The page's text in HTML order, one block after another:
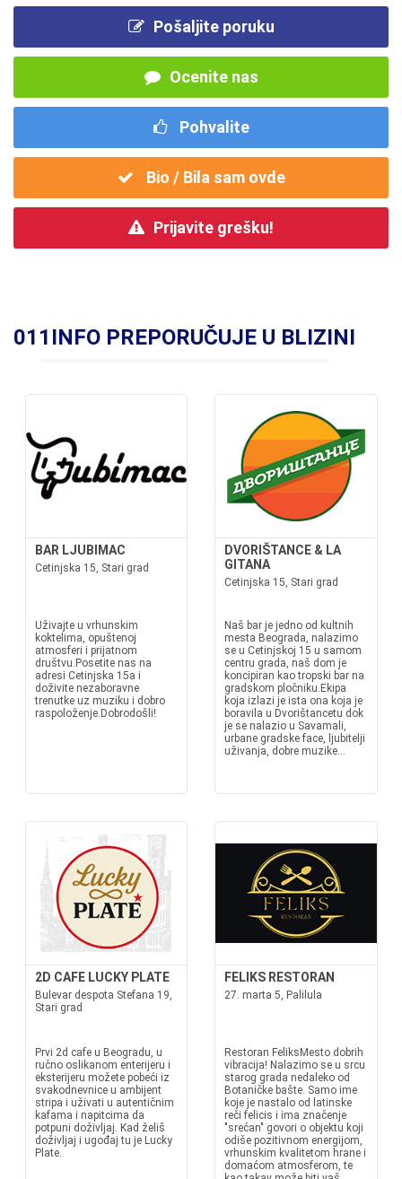
Pošaljite poruku
Ocenite nas
Pohvalite
Bio / Bila sam ovde
Prijavite grešku!
011INFO PREPORUČUJE U BLIZINI
BAR LJUBIMAC
Cetinjska 15, Stari grad
Uživajte u vrhunskim
koktelima, opuštenoj
atmosferi i prijatnom
društvu.Posetite nas na
adresi Cetinjska 15a i
doživite nezaboravne
trenutke uz muziku i dobro
raspoloženje.Dobrodošli!
DVORIŠTANCE & LA
GITANA
Cetinjska 15, Stari grad
Naš bar je jedno od kultnih
mesta Beograda, nalazimo
se u Cetinjskoj 15 u samom
centru grada, naš dom je
koncipiran kao tropski bar na
gradskom pločniku.Ekipa
koja izlazi je ista ona koja je
boravila u Dvorištancetu dok
je se nalazio u Savamali,
urbane gradske face, ljubitelji
uživanja, dobre muzike...
2D CAFE LUCKY PLATE
Bulevar despota Stefana 19,
Stari grad
Prvi 2d cafe u Beogradu, u
ručno oslikanom enterijeru i
eksterijeru možete pobeći iz
svakodnevnice u ambijent
stripa i uživati u autentičnim
kafama i napitcima da
potpuni doživljaj. Kad želiš
doživljaj i ugođaj tu je Lucky
Plate.
FELIKS RESTORAN
27. marta 5, Palilula
Restoran FeliksMesto dobrih
vibracija! Nalazimo se u srcu
starog grada nedaleko od
Botaničke bašte. Samo ime
koje je nastalo od latinske
reči felicis i ima značenje
"srećan" govori o objektu koji
odiše pozitivnom energijom,
vrhunskim kvalitetom hrane i
domaćom atmosferom, te